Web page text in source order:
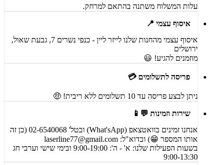
עלות המשלוח משתנה בהתאם למרחק.
איסוף עצמי 📍
איסוף עצמי מהחנות שלנו לייזר ליין - כנפי נשרים 7, גבעת שאול,
ירושלים
מוזמנים להגיע! 😃
פריסה לתשלומים 💳
ניתן לבצע פריסה עד 10 תשלומים ללא ריבית! 🤑
שירות וזמינות 💬📱
אנחנו זמינים בוואטצאפ (What'sApp) ובטל' 02-6540068 (כן זה
אותו המספר 😁) ובדוא"ל: laserline77@gmail.com
בשעות הפעילות שלנו: א' - ה': 9:00-19:00 ובימי שישי וערבי חג
9:00-13:30